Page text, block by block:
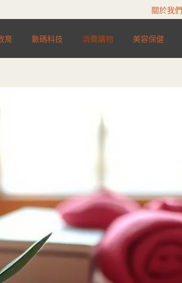
關於我們
育 數碼科技 消費購物 美容保健